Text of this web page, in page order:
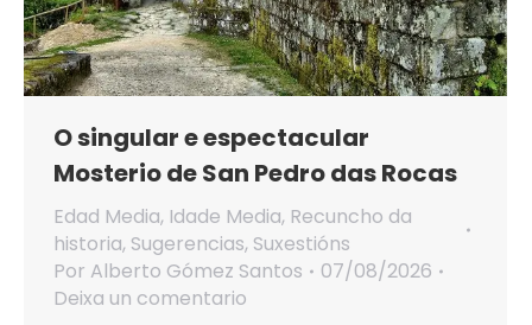
O singular e espectacular
Mosterio de San Pedro das Rocas
Edad Media, Idade Media, Recuncho da
historia, Sugerencias, Suxestións
Por Alberto Gómez Santos
07/08/2026
Deixa un comentario